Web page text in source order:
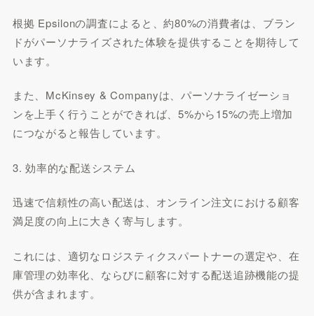
根拠 Epsilonの調査によると、約80%の消費者は、ブラン
ドがパーソナライズされた体験を提供することを期待して
います。
また、McKinsey & Companyは、パーソナライゼーショ
ンを上手く行うことができれば、5%から15%の売上増加
につながると報告しています。
3. 効率的な配送システム
迅速で信頼性の高い配送は、オンライン注文における顧客
満足度の向上に大きく寄与します。
これには、適切なロジスティクスパートナーの選定や、在
庫管理の効率化、ならびに顧客に対する配送追跡機能の提
供が含まれます。